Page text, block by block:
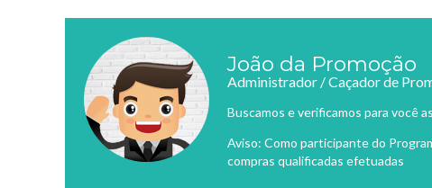
João da Promoção
Administrador / Caçador de
Buscamos e verificamos para você
Aviso: Como participante do
compras qualificadas efetuadas